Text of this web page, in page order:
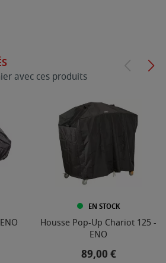
avec ces produits
EN STOCK
Housse Pop-Up Chariot 125 -
ENO
Prix
89,00 €